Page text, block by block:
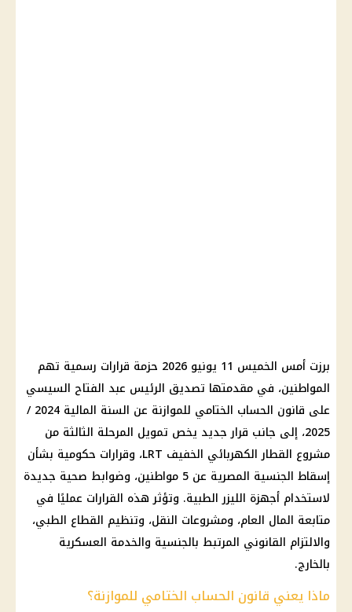
برزت أمس الخميس 11 يونيو 2026 حزمة قرارات رسمية تهم
المواطنين، في مقدمتها تصديق الرئيس عبد الفتاح السيسي
على قانون الحساب الختامي للموازنة
عن السنة المالية 2024 /
2025، إلى جانب قرار جديد يخص
تمويل المرحلة الثالثة من
مشروع القطار الكهربائي الخفيف LRT، وقرارات حكومية بشأن
إسقاط الجنسية المصرية
عن 5 مواطنين، وضوابط صحية جديدة
لاستخدام أجهزة الليزر الطبية. وتؤثر هذه القرارات عمليًا في
متابعة المال العام، ومشروعات النقل، وتنظيم القطاع الطبي،
والالتزام القانوني المرتبط بالجنسية والخدمة العسكرية
بالخارج.
ماذا يعني قانون الحساب الختامي للموازنة؟